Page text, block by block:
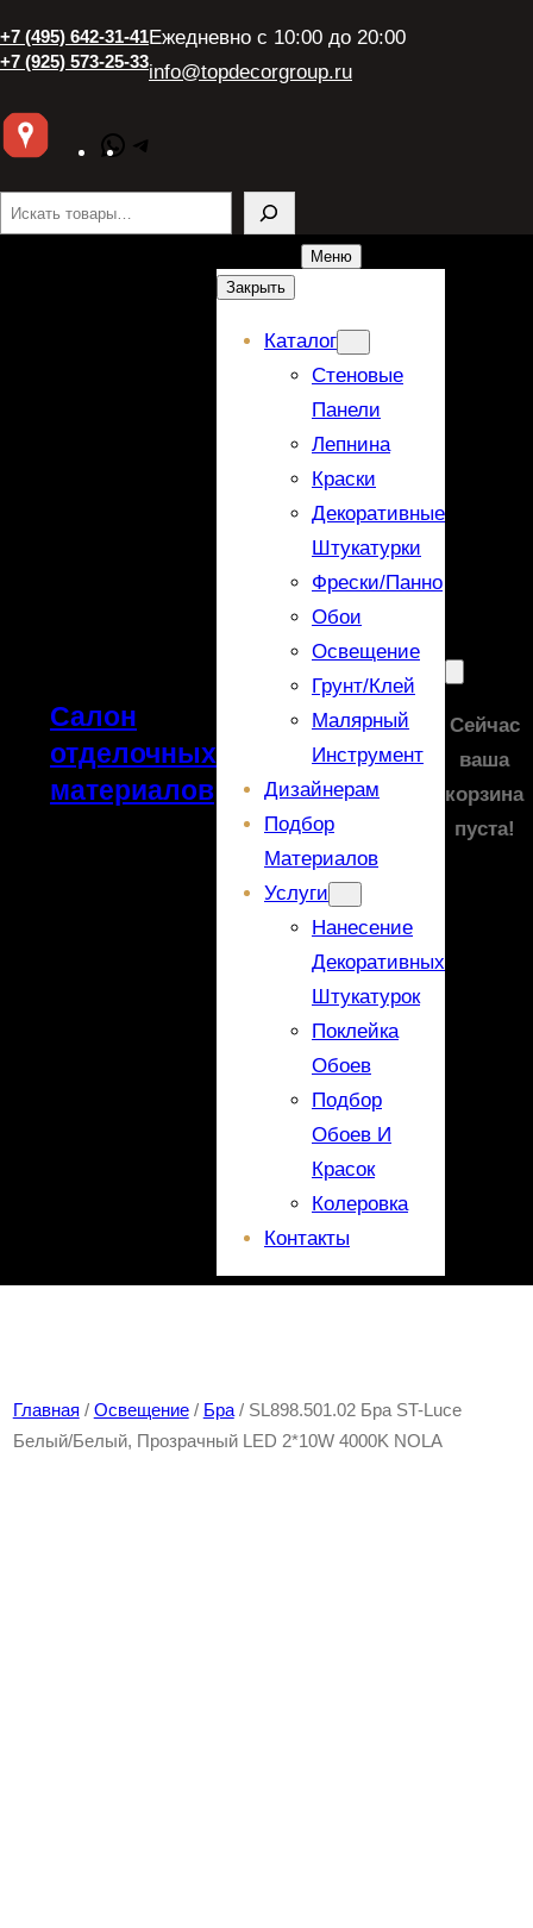
+7 (495) 642-31-41
+7 (925) 573-25-33
Ежедневно с 10:00 до 20:00
info@topdecorgroup.ru
WhatsApp
Поиск
Салон
отделочных
материалов
Меню
Закрыть
Каталог
Стеновые
Панели
Лепнина
Краски
Декоративные
Штукатурки
Фрески/панно
Обои
Освещение
Грунт/Клей
Малярный
Инструмент
Дизайнерам
Подбор
Материалов
Услуги
Нанесение
Декоративных
Штукатурок
Поклейка
Обоев
Подбор
Обоев И
Красок
Колеровка
Контакты
Сейчас
ваша
корзина
пуста!
Главная / Освещение/ Бра/ SL898.501.02 Бра ST-Luce
Белый/Белый, Прозрачный LED 2*10W 4000K NOLA